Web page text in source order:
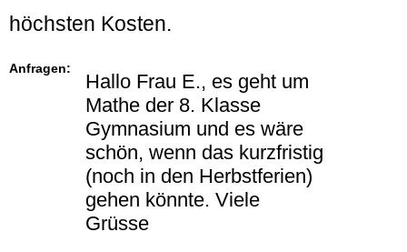
höchsten Kosten.
Anfragen:
Hallo Frau E., es geht um
Mathe der 8. Klasse
Gymnasium und es wäre
schön, wenn das kurzfristig
(noch in den Herbstferien)
gehen könnte. Viele
Grüsse